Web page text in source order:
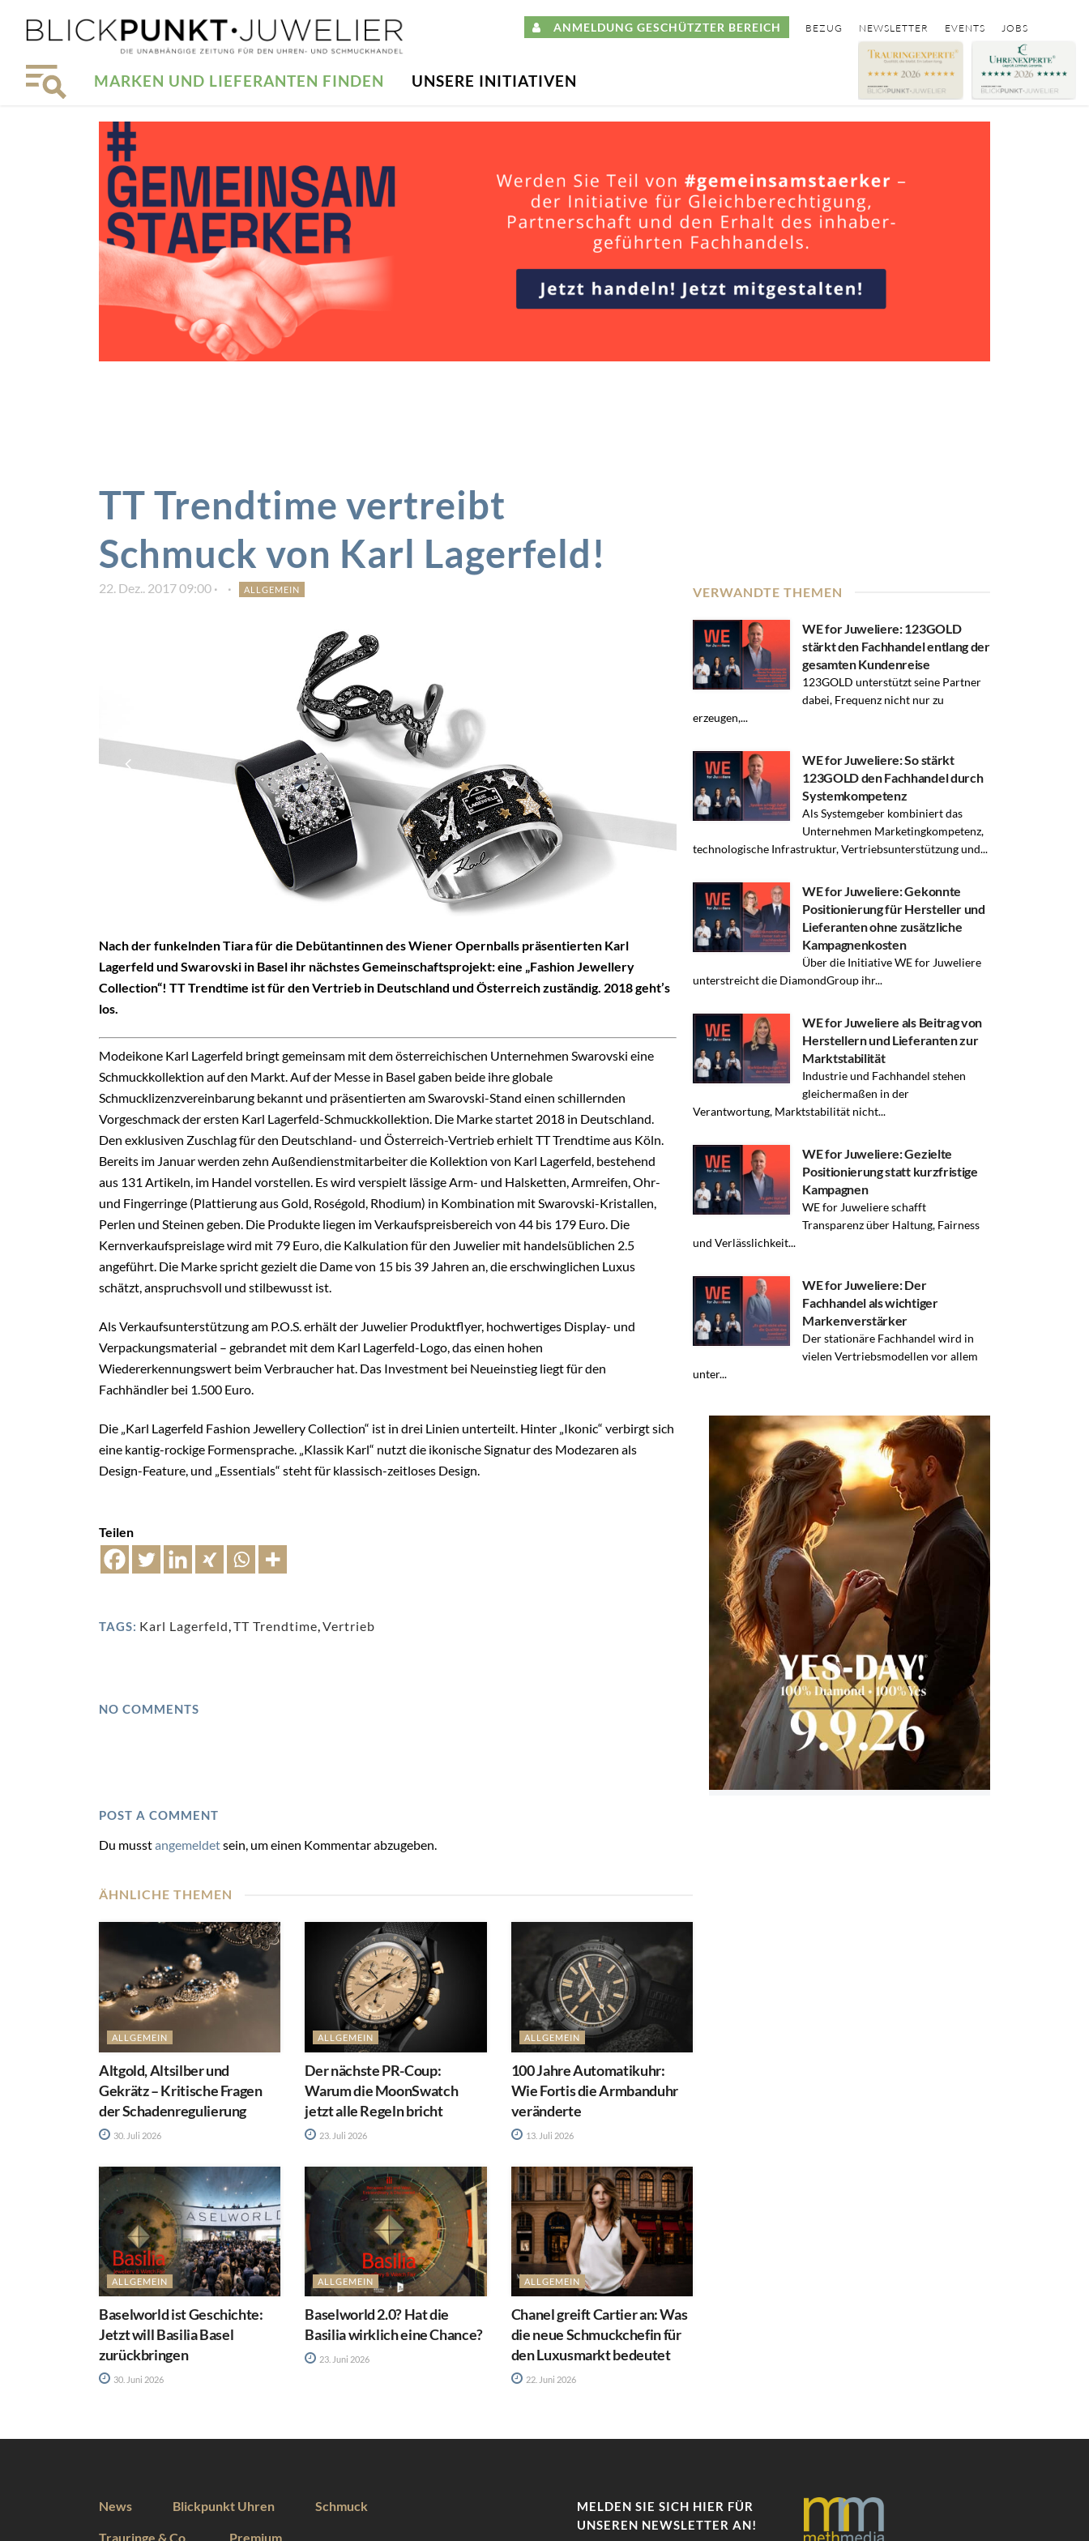
ANMELDUNG GESCHÜTZTER BEREICH BEZUG NEWSLETTER EVENTS JOBS
MARKEN UND LIEFERANTEN FINDEN UNSERE INITIATIVEN
TT Trendtime vertreibt
Schmuck von Karl Lagerfeld!
22. Dez.. 2017 09:00 ALLGEMEIN
Nach der funkelnden Tiara für die Debütantinnen des Wiener Opernballs präsentierten Karl
Lagerfeld und Swarovski in Basel ihr nächstes Gemeinschaftsprojekt: eine „Fashion Jewellery
Collection“! TT Trendtime ist für den Vertrieb in Deutschland und Österreich zuständig. 2018 geht’s
los.
Modeikone Karl Lagerfeld bringt gemeinsam mit dem österreichischen Unternehmen Swarovski eine
Schmuckkollektion auf den Markt. Auf der Messe in Basel gaben beide ihre globale
Schmucklizenzvereinbarung bekannt und präsentierten am Swarovski-Stand einen schillernden
Vorgeschmack der ersten Karl Lagerfeld-Schmuckkollektion. Die Marke startet 2018 in Deutschland.
Den exklusiven Zuschlag für den Deutschland- und Österreich-Vertrieb erhielt TT Trendtime aus Köln.
Bereits im Januar werden zehn Außendienstmitarbeiter die Kollektion von Karl Lagerfeld, bestehend
aus 131 Artikeln, im Handel vorstellen. Es wird verspielt lässige Arm- und Halsketten, Armreifen, Ohr-
und Fingerringe (Plattierung aus Gold, Roségold, Rhodium) in Kombination mit Swarovski-Kristallen,
Perlen und Steinen geben. Die Produkte liegen im Verkaufspreisbereich von 44 bis 179 Euro. Die
Kernverkaufspreislage wird mit 79 Euro, die Kalkulation für den Juwelier mit handelsüblichen 2.5
angeführt. Die Marke spricht gezielt die Dame von 15 bis 39 Jahren an, die erschwinglichen Luxus
schätzt, anspruchsvoll und stilbewusst ist.
Als Verkaufsunterstützung am P.O.S. erhält der Juwelier Produktflyer, hochwertiges Display- und
Verpackungsmaterial – gebrandet mit dem Karl Lagerfeld-Logo, das einen hohen
Wiedererkennungswert beim Verbraucher hat. Das Investment bei Neueinstieg liegt für den
Fachhändler bei 1.500 Euro.
Die „Karl Lagerfeld Fashion Jewellery Collection“ ist in drei Linien unterteilt. Hinter „Ikonic“ verbirgt sich
eine kantig-rockige Formensprache. „Klassik Karl“ nutzt die ikonische Signatur des Modezaren als
Design-Feature, und „Essentials“ steht für klassisch-zeitloses Design.
Teilen
TAGS: Karl Lagerfeld,TT Trendtime,Vertrieb
NO COMMENTS
POST A COMMENT
Du musstangemeldetsein, um einen Kommentar abzugeben.
VERWANDTE THEMEN
WE for Juweliere: 123GOLD
stärkt den Fachhandel entlang der
gesamten Kundenreise
123GOLD unterstützt seine Partner
dabei, Frequenz nicht nur zu
erzeugen,...
WE for Juweliere: So stärkt
123GOLD den Fachhandel durch
Systemkompetenz
Als Systemgeber kombiniert das
Unternehmen Marketingkompetenz,
technologische Infrastruktur, Vertriebsunterstützung und...
WE for Juweliere: Gekonnte
Positionierung für Hersteller und
Lieferanten ohne zusätzliche
Kampagnenkosten
Über die Initiative WE for Juweliere
unterstreicht die DiamondGroup ihr...
WE for Juweliere als Beitrag von
Herstellern und Lieferanten zur
Marktstabilität
Industrie und Fachhandel stehen
gleichermaßen in der
Verantwortung, Marktstabilität nicht...
WE for Juweliere: Gezielte
Positionierung statt kurzfristige
Kampagnen
WE for Juweliere schafft
Transparenz über Haltung, Fairness
und Verlässlichkeit...
WE for Juweliere: Der
Fachhandel als wichtiger
Markenverstärker
Der stationäre Fachhandel wird in
vielen Vertriebsmodellen vor allem
unter...
ÄHNLICHE THEMEN
ALLGEMEIN
Altgold, Altsilber und
Gekrätz – Kritische Fragen
der Schadenregulierung
30. Juli 2026
ALLGEMEIN
Der nächste PR-Coup:
Warum die MoonSwatch
jetzt alle Regeln bricht
23. Juli 2026
ALLGEMEIN
100 Jahre Automatikuhr:
Wie Fortis die Armbanduhr
veränderte
13. Juli 2026
ALLGEMEIN
Baselworld ist Geschichte:
Jetzt will Basilia Basel
zurückbringen
30. Juni 2026
ALLGEMEIN
Baselworld 2.0? Hat die
Basilia wirklich eine Chance?
23. Juni 2026
ALLGEMEIN
Chanel greift Cartier an: Was
die neue Schmuckchefin für
den Luxusmarkt bedeutet
22. Juni 2026
News Blickpunkt Uhren Schmuck
Trauringe & Co. Premium
MELDEN SIE SICH HIER FÜR
UNSEREN NEWSLETTER AN!